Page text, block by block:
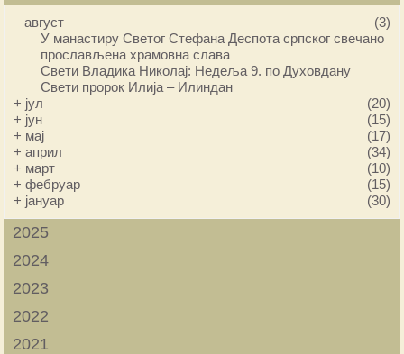
–август
(3)
У манастиру Светог Стефана Деспота српског свечано
прослављена храмовна слава
Свети Владика Николај: Недеља 9. по Духовдану
Свети пророк Илија – Илиндан
+ јул
(20)
+ јун
(15)
+ мај
(17)
+април
(34)
+ март
(10)
+фебруар
(15)
+ јануар (30)
2025
2024
2023
2022
2021